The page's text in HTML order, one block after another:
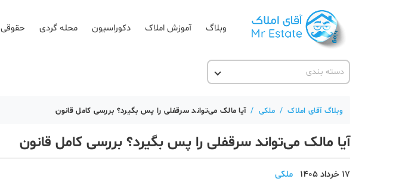
وبلاگ آموزش املاک دکوراسیون محله گردی حقوقی
دسته بندی
آقای مشاور املاک
آموزش پلتفرم آقای املاک
اخبار مسکن
وبلاگ آقای املاک / ملکی / آیا مالک می‌تواند سرقفلی را پس بگیرد؟ بررسی کامل قانون
آیا مالک می‌تواند سرقفلی را پس بگیرد؟ بررسی کامل قانون
17 خرداد 1405 ملکی